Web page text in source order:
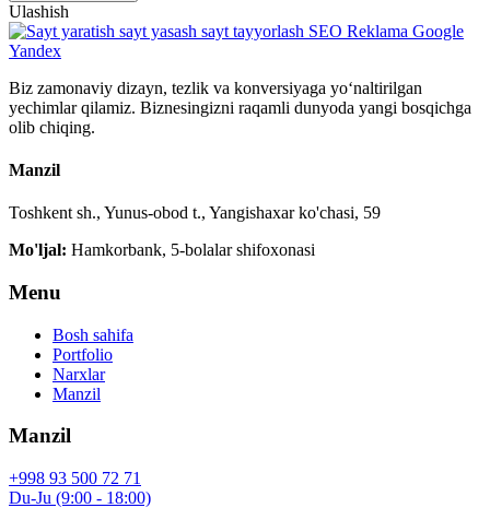
Ulashish
Biz zamonaviy dizayn, tezlik va konversiyaga yo‘naltirilgan
yechimlar qilamiz. Biznesingizni raqamli dunyoda yangi bosqichga
olib chiqing.
Manzil
Toshkent sh., Yunus-obod t., Yangishaxar ko'chasi, 59
Mo'ljal: Hamkorbank, 5-bolalar shifoxonasi
Menu
Bosh sahifa
Portfolio
Narxlar
Manzil
Manzil
+998 93 500 72 71
Du-Ju (9:00 - 18:00)